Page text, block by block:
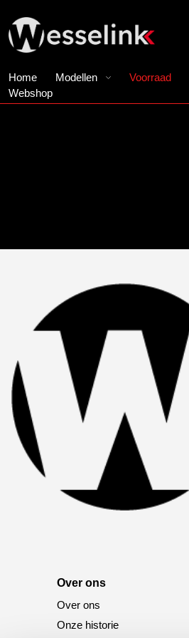
Home Modellen Voorraad
Webshop
Over ons
Over ons
Onze historie